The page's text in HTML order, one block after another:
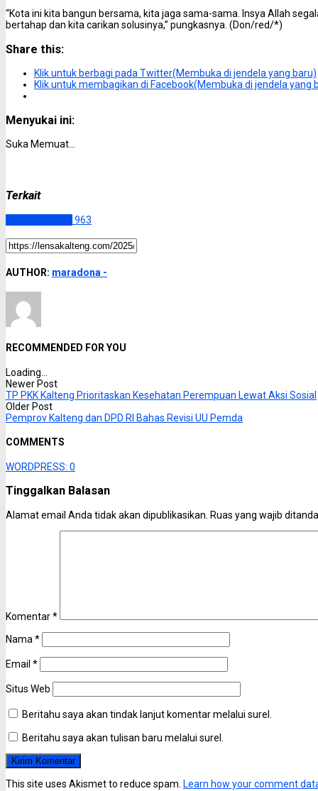
“Kota ini kita bangun bersama, kita jaga sama-sama. Insya Allah
bertahap dan kita carikan solusinya,” pungkasnya. (Don/red/*)
Share this:
Klik untuk berbagi pada Twitter(Membuka di jendela yang baru)
Klik untuk membagikan di Facebook(Membuka di jendela yang
Menyukai ini:
Suka Memuat...
Terkait
963
AUTHOR: maradona -
RECOMMENDED FOR YOU
Loading...
Newer Post
TP PKK Kalteng Prioritaskan Kesehatan Perempuan Lewat Aksi Sosial
Older Post
Pemprov Kalteng dan DPD RI Bahas Revisi UU Pemda
COMMENTS
WORDPRESS: 0
Tinggalkan Balasan
Alamat email Anda tidak akan dipublikasikan. Ruas yang wajib
Komentar*
Nama *
Email *
Situs Web
Beritahu saya akan tindak lanjut komentar melalui surel.
Beritahu saya akan tulisan baru melalui surel.
This site uses Akismet to reduce spam. Learn how your comment